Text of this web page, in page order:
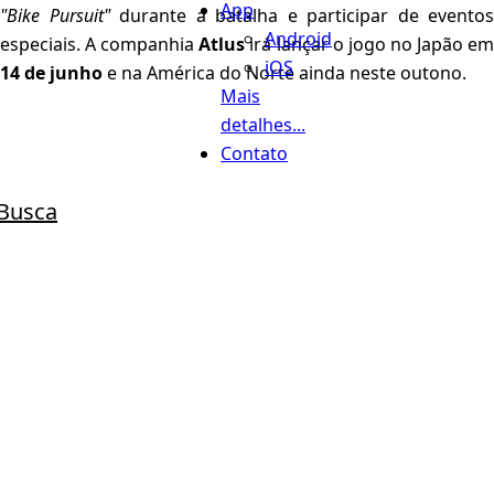
App
Android
iOS
Mais
detalhes...
Contato
"Bike Pursuit"durante a batalha e participar de eventos
especiais. A companhiaAtlusirá lançar o jogo no Japão em
14 de junhoe na América do Norte ainda neste outono.